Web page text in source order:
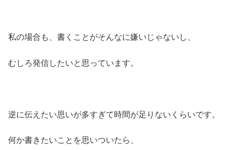
私の場合も、書くことがそんなに嫌いじゃないし、
むしろ発信したいと思っています。
逆に伝えたい思いが多すぎて時間が足りないくらいです。
何か書きたいことを思いついたら、